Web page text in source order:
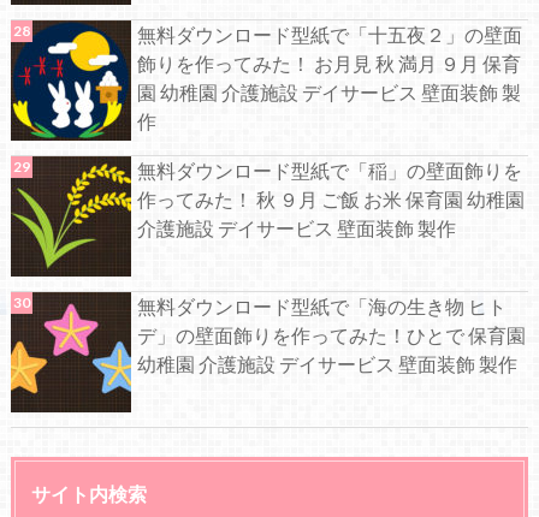
無料ダウンロード型紙で「十五夜２」の壁面
飾りを作ってみた！ お月見 秋 満月 ９月 保育
園 幼稚園 介護施設 デイサービス 壁面装飾 製
作
無料ダウンロード型紙で「稲」の壁面飾りを
作ってみた！ 秋 ９月 ご飯 お米 保育園 幼稚園
介護施設 デイサービス 壁面装飾 製作
無料ダウンロード型紙で「海の生き物 ヒト
デ」の壁面飾りを作ってみた！ひとで 保育園
幼稚園 介護施設 デイサービス 壁面装飾 製作
サイト内検索